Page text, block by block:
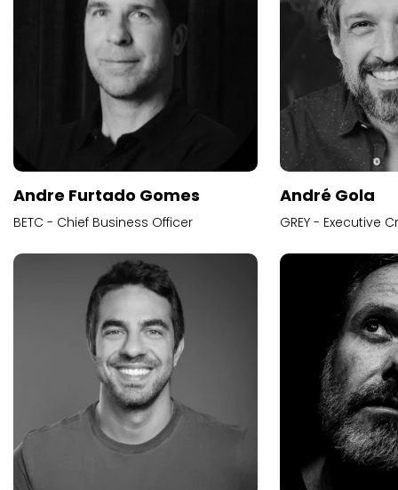
Andre Furtado Gomes
BETC - Chief Business Officer
André Gola
GREY - Executive